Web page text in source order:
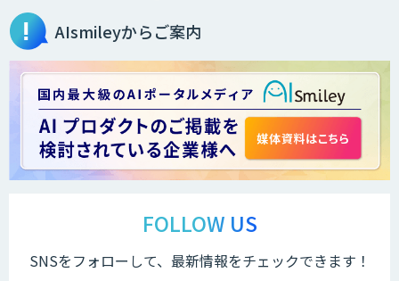
AIsmileyからご案内
FOLLOW US
SNSをフォローして、最新情報をチェックできます！